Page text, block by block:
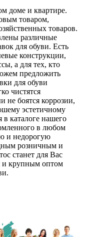
доме и квартире.
товаром,
товаров.
различные
для обуви. Есть
конструкции,
а для тех, кто
предложить
для обуви
чистятся
боятся коррозии,
эстетичному
в каталоге нашего
в любом
и недорогую
розничным и
станет для Вас
и крупным оптом